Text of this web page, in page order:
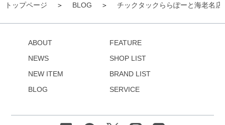
トップページ BLOG チックタックららぽーと海老名店
ABOUT
NEWS
NEW ITEM
BLOG
FEATURE
SHOP LIST
BRAND LIST
SERVICE